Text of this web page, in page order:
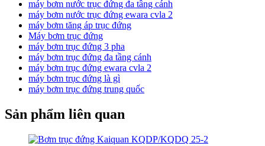
máy bơm nước trục đứng đa tầng cánh
máy bơm nước trục đứng ewara cvla 2
máy bơm tăng áp trục đứng
Máy bơm trục đứng
máy bơm trục đứng 3 pha
máy bơm trục đứng đa tầng cánh
máy bơm trục đứng ewara cvla 2
máy bơm trục đứng là gì
máy bơm trục đứng trung quốc
Sản phẩm liên quan